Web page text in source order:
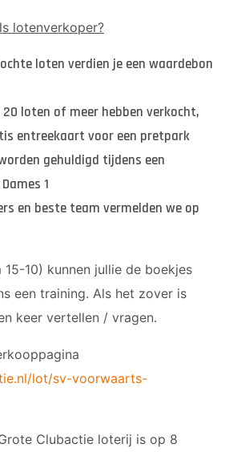
lotenverkoper?
loten verdien je een waardebon
loten of meer hebben verkocht,
entreekaart voor een pretpark
gehuldigd tijdens een
1
en beste team vermelden we op
15-10) kunnen jullie de boekjes
een training. Als het zover is
keer vertellen / vragen.
lot/sv-voorwaarts-
Clubactie loterij is op 8